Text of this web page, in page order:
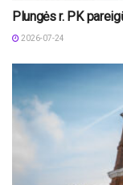
Plungės r. PK
2026-07-24